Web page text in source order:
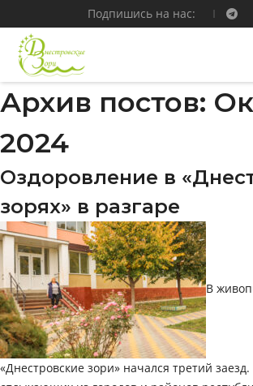
Подпишись на нас:
Архив постов:
2024
Оздоровление в
зорях» в разгаре
В
«Днестровские зори» начался третий заезд.